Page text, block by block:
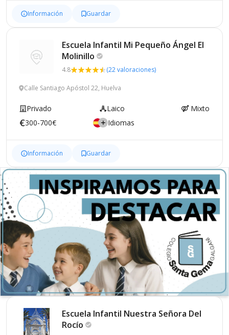
Información Guardar
Escuela Infantil Mi Pequeño Ángel El
Molinillo
4.8 (22 valoraciones)
Calle Santiago Apóstol 22, Huelva
Privado Laico
Mixto
300-700€
Idiomas
Información Guardar
Escuela Infantil Nuestra Señora Del
Rocío